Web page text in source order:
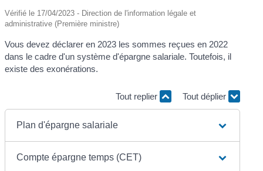
Vérifié le 17/04/2023 - Direction de l'information légale et
administrative (Première ministre)
Vous devez déclarer en 2023 les sommes reçues en 2022
dans le cadre d'un système d'épargne salariale. Toutefois, il
existe des exonérations.
Tout replier Tout déplier
Plan d'épargne salariale
Compte épargne temps (CET)